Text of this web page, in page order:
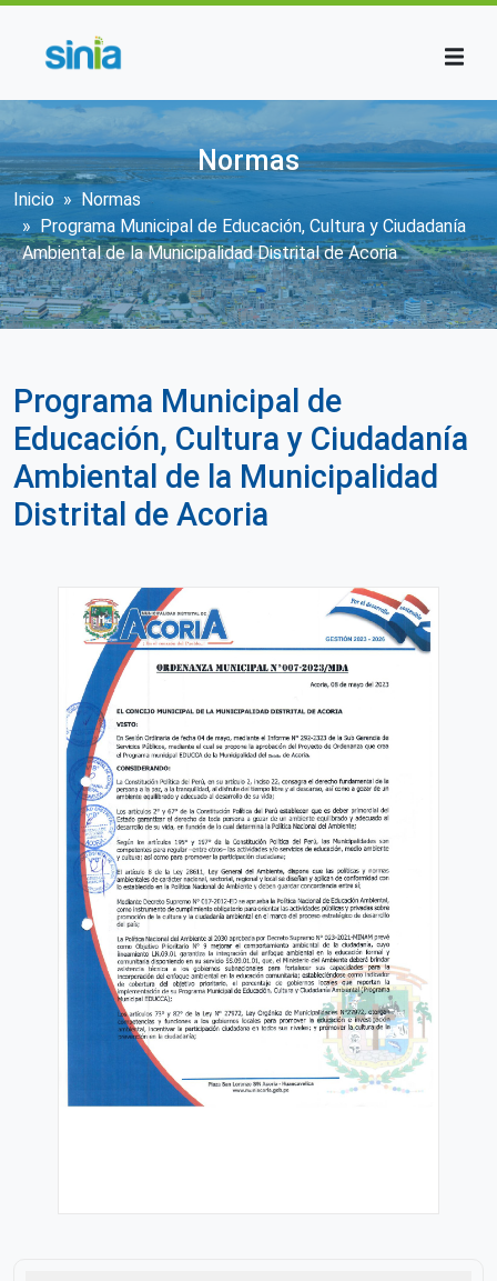
Normas
Sobrescribir enlaces de ayuda a la
Inicio
Normas
Programa Municipal de Educación, Cultura y Ciudadanía
Ambiental de la Municipalidad Distrital de Acoria
Programa Municipal de
Educación, Cultura y Ciudadanía
Ambiental de la Municipalidad
Distrital de Acoria